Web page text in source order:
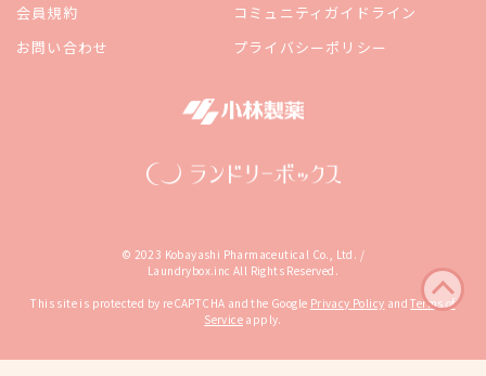
会員規約
コミュニティガイドライン
お問い合わせ
プライバシーポリシー
© 2023 Kobayashi Pharmaceutical Co., Ltd. /
Laundrybox.inc All Rights Reserved.
This site is protected by reCAPTCHA and the Google Privacy Policy andTerms of
Service apply.